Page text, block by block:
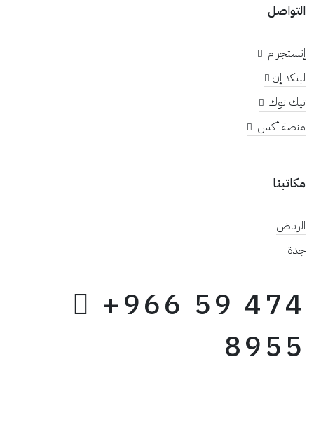
التواصل
إنستجرام
لينكد إن
تيك توك
منصة أكس
مكاتبنا
الرياض
جدة
+966 59 474
8955